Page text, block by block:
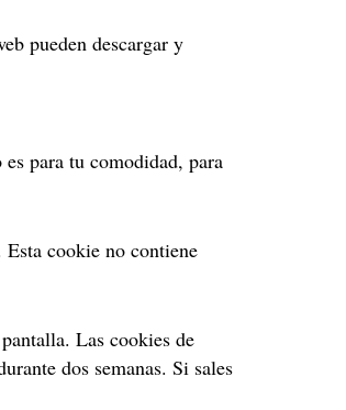
pueden descargar y
para tu comodidad, para
cookie no contiene
Las cookies de
dos semanas. Si sales